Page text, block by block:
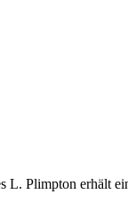
L. Plimpton erhält